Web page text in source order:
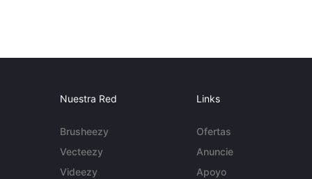
Nuestra Red
Brusheezy
Vecteezy
Videezy
Links
Ofertas
Anuncie
Apoyo